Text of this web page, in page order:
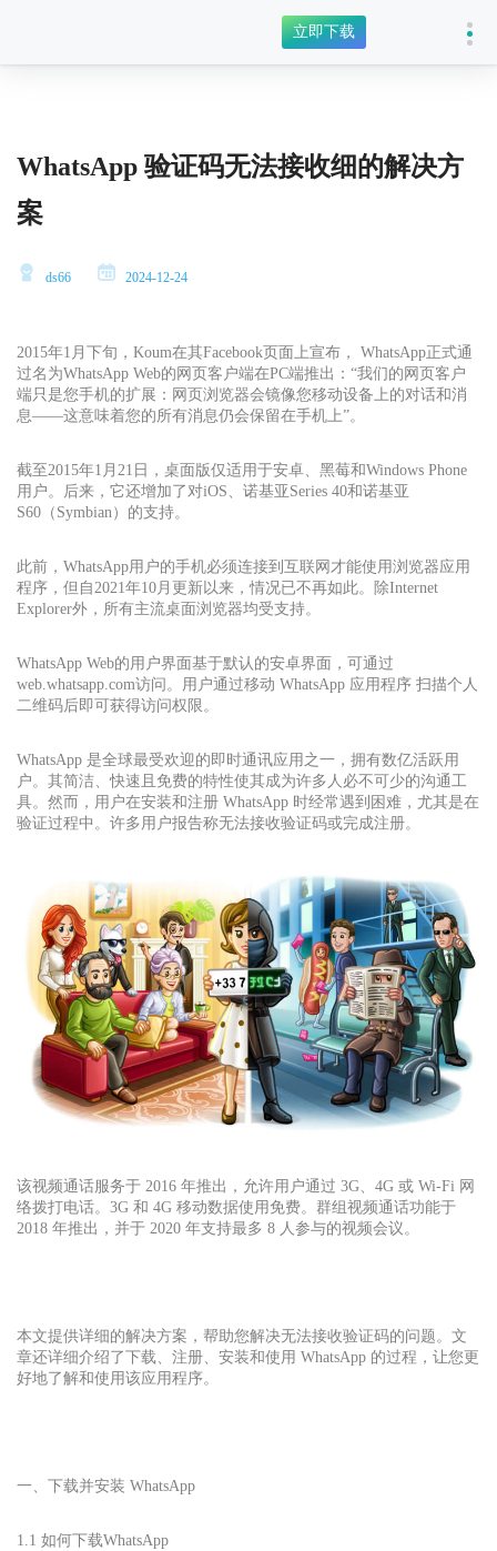
立即下载
WhatsApp 验证码无法接收细的解决方
案
ds66 2024-12-24
2015年1月下旬，Koum在其Facebook页面上宣布， WhatsApp正式通
过名为WhatsApp Web的网页客户端在PC端推出：“我们的网页客户
端只是您手机的扩展：网页浏览器会镜像您移动设备上的对话和消
息——这意味着您的所有消息仍会保留在手机上”。
截至2015年1月21日，桌面版仅适用于安卓、黑莓和Windows Phone
用户。后来，它还增加了对iOS、诺基亚Series 40和诺基亚
S60（Symbian）的支持。
此前，WhatsApp用户的手机必须连接到互联网才能使用浏览器应用
程序，但自2021年10月更新以来，情况已不再如此。除Internet
Explorer外，所有主流桌面浏览器均受支持。
WhatsApp Web的用户界面基于默认的安卓界面，可通过
web.whatsapp.com访问。用户通过移动 WhatsApp 应用程序 扫描个人
二维码后即可获得访问权限。
WhatsApp 是全球最受欢迎的即时通讯应用之一，拥有数亿活跃用
户。其简洁、快速且免费的特性使其成为许多人必不可少的沟通工
具。然而，用户在安装和注册 WhatsApp 时经常遇到困难，尤其是在
验证过程中。许多用户报告称无法接收验证码或完成注册。
该视频通话服务于 2016 年推出，允许用户通过 3G、4G 或 Wi-Fi 网
络拨打电话。3G 和 4G 移动数据使用免费。群组视频通话功能于
2018 年推出，并于 2020 年支持最多 8 人参与的视频会议。
本文提供详细的解决方案，帮助您解决无法接收验证码的问题。文
章还详细介绍了下载、注册、安装和使用 WhatsApp 的过程，让您更
好地了解和使用该应用程序。
一、下载并安装 WhatsApp
1.1 如何下载WhatsApp